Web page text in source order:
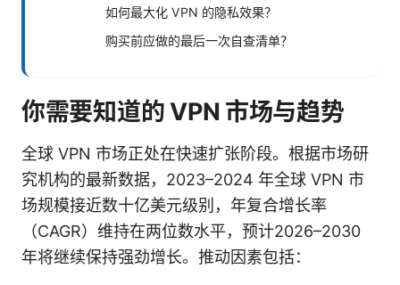
如何最大化 VPN 的隐私效果？
购买前应做的最后一次自查清单？
你需要知道的 VPN 市场与趋势
全球 VPN 市场正处在快速扩张阶段。根据市场研
究机构的最新数据，2023–2024 年全球 VPN 市
场规模接近数十亿美元级别，年复合增长率
（CAGR）维持在两位数水平，预计2026–2030
年将继续保持强劲增长。推动因素包括：